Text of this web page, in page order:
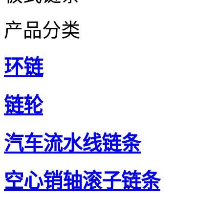
产品分类
环链
链轮
汽车流水线链条
空心销轴滚子链条